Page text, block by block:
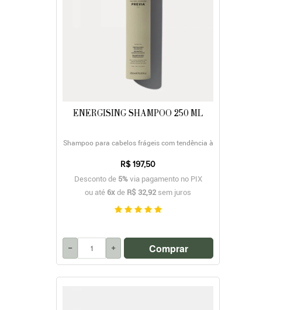
ENERGISING SHAMPOO 250 ML
Shampoo para cabelos frágeis com tendência à
R$ 197,50
Desconto de 5%via pagamento no PIX
ou até 6xde R$ 32,92 sem juros
Comprar